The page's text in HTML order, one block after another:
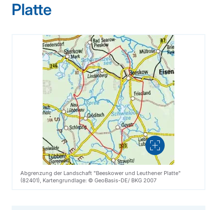
Platte
Vergrößern
Abgrenzung der Landschaft "Beeskower und Leuthener Platte"
(82401), Kartengrundlage: © GeoBasis-DE/ BKG 2007